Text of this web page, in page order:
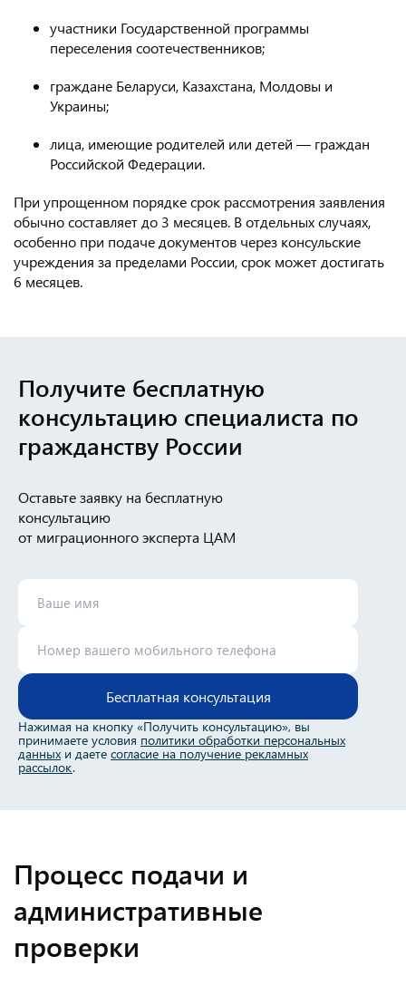
участники Государственной программы
переселения соотечественников;
граждане Беларуси, Казахстана, Молдовы и
Украины;
лица, имеющие родителей или детей — граждан
Российской Федерации.
При упрощенном порядке срок рассмотрения заявления
обычно составляет до 3 месяцев. В отдельных случаях,
особенно при подаче документов через консульские
учреждения за пределами России, срок может достигать
6 месяцев.
Получите бесплатную
консультацию специалиста по
гражданству России
Оставьте заявку на бесплатную
консультацию
от миграционного эксперта ЦАМ
Бесплатная консультация
Нажимая на кнопку «Получить консультацию», вы
принимаете условия политики обработки персональных
данных и даете согласие на получение рекламных
рассылок.
Процесс подачи и
административные
проверки